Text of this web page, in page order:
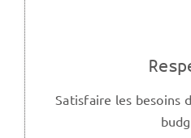
Satisfaire les besoins